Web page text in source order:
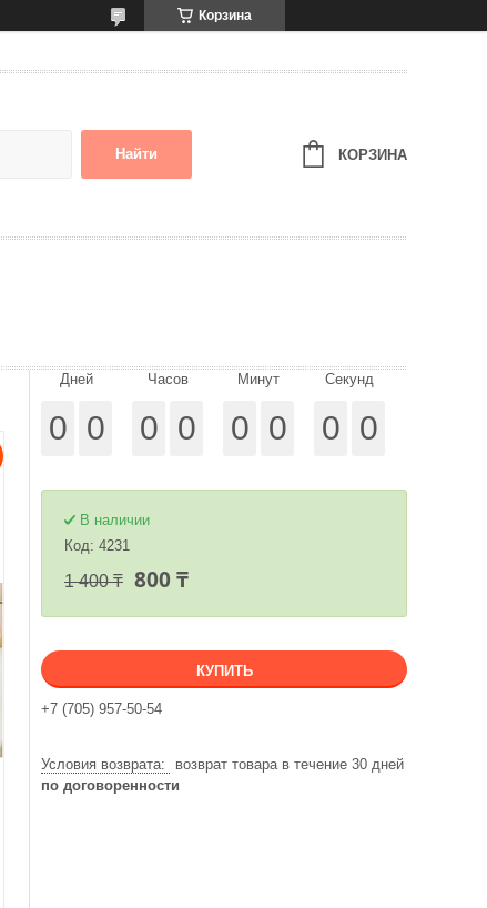
Корзина
Найти КОРЗИНА
Дней
0 0
Часов
0 0
Минут
0 0
Секунд
0 0
В наличии
Код: 4231
1 400 ₸ 800 ₸
КУПИТЬ
+7 (705) 957-50-54
возврат товара в течение 30 дней
по договоренности